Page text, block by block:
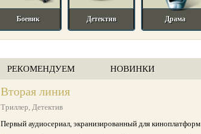
Боевик Детектив Драма
РЕКОМЕНДУЕМ НОВИНКИ
Вторая линия
Триллер, Детектив
Первый аудиосериал, экранизированный для киноплатформ